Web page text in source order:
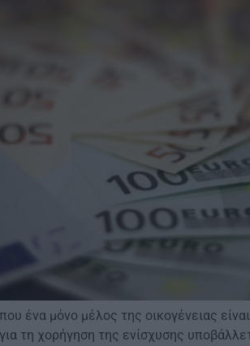
ένα μόνο μέλος της οικογένειας
τη χορήγηση της ενίσχυσης